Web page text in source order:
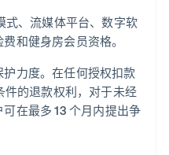
式、流媒体平台、数字软
和健身房会员资格。
力度。在任何授权扣款
件的退款权利，对于未经
在最多 13 个月内提出争